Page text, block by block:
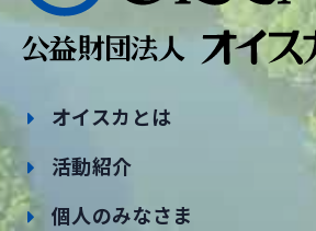
オイスカとは
活動紹介
個人のみなさま